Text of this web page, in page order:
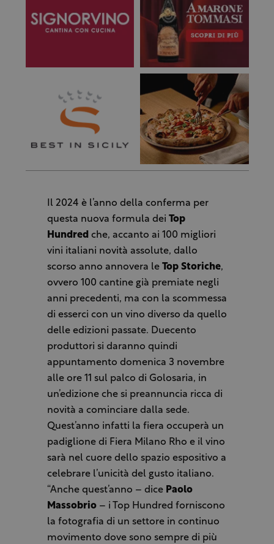
Il 2024 è l’anno della conferma per
questa nuova formula dei Top
Hundredche, accanto ai 100 migliori
vini italiani novità assolute, dallo
scorso anno annovera le Top Storiche,
ovvero 100 cantine già premiate negli
anni precedenti, ma con la scommessa
di esserci con un vino diverso da quello
delle edizioni passate. Duecento
produttori si daranno quindi
appuntamento domenica 3 novembre
alle ore 11 sul palco di Golosaria, in
un’edizione che si preannuncia ricca di
novità a cominciare dalla sede.
Quest’anno infatti la fiera occuperà un
padiglione di Fiera Milano Rho e il vino
sarà nel cuore dello spazio espositivo a
celebrare l’unicità del gusto italiano.
“Anche quest’anno – dice Paolo
Massobrio– i Top Hundred forniscono
la fotografia di un settore in continuo
movimento dove sono sempre di più